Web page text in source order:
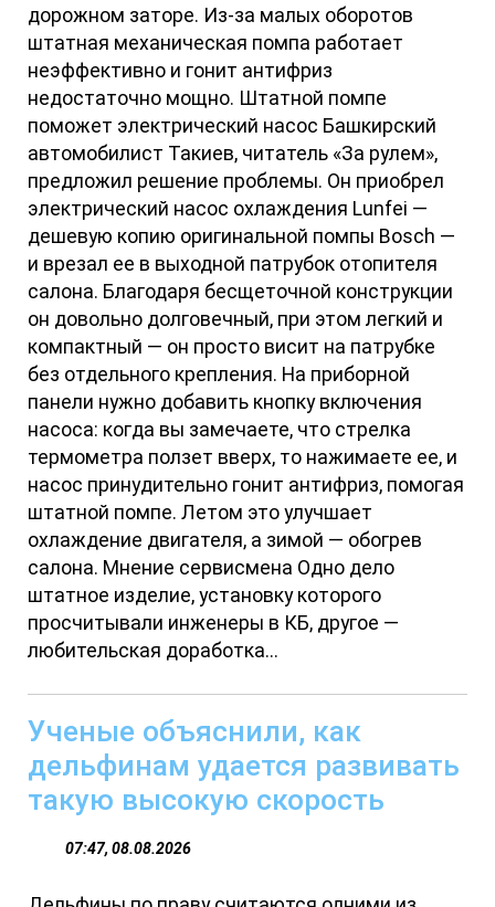
дорожном заторе. Из-за малых оборотов
штатная механическая помпа работает
неэффективно и гонит антифриз
недостаточно мощно. Штатной помпе
поможет электрический насос Башкирский
автомобилист Такиев, читатель «За рулем»,
предложил решение проблемы. Он приобрел
электрический насос охлаждения Lunfei —
дешевую копию оригинальной помпы Bosch —
и врезал ее в выходной патрубок отопителя
салона. Благодаря бесщеточной конструкции
он довольно долговечный, при этом легкий и
компактный — он просто висит на патрубке
без отдельного крепления. На приборной
панели нужно добавить кнопку включения
насоса: когда вы замечаете, что стрелка
термометра ползет вверх, то нажимаете ее, и
насос принудительно гонит антифриз, помогая
штатной помпе. Летом это улучшает
охлаждение двигателя, а зимой — обогрев
салона. Мнение сервисмена Одно дело
штатное изделие, установку которого
просчитывали инженеры в КБ, другое —
любительская доработка...
Ученые объяснили, как
дельфинам удается развивать
такую высокую скорость
07:47, 08.08.2026